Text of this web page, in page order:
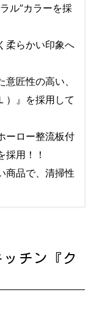
ル”カラーを採
柔らかい印象へ
匠性の高い、
）』を採用して
ーロー整流板付
用！！
商品で、清掃性
チン『ク